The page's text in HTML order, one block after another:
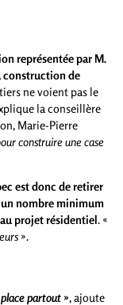
représentée par M.
construction de
ne voient pas le
la conseillère
Marie-Pierre
construire une case
est donc de retirer
nombre minimum
projet résidentiel . «
».
place partout», ajoute